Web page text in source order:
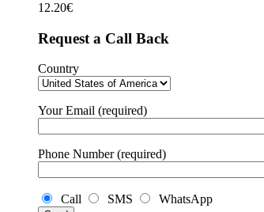
12.20€
Request a Call Back
Country
Your Email (required)
Phone Number (required)
Call SMS WhatsApp